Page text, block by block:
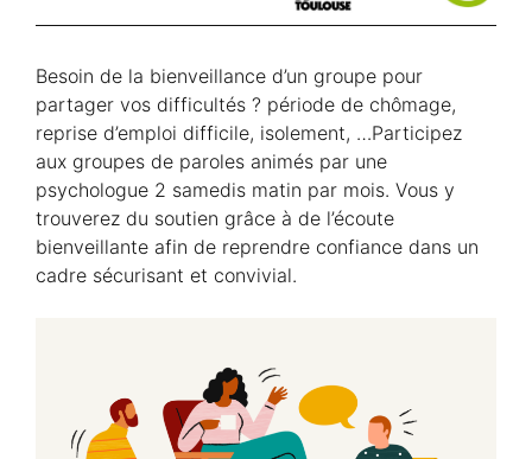
Besoin de la bienveillance d’un groupe pour
partager vos difficultés ? période de chômage,
reprise d’emploi difficile, isolement, …Participez
aux groupes de paroles animés par une
psychologue 2 samedis matin par mois. Vous y
trouverez du soutien grâce à de l’écoute
bienveillante afin de reprendre confiance dans un
cadre sécurisant et convivial.